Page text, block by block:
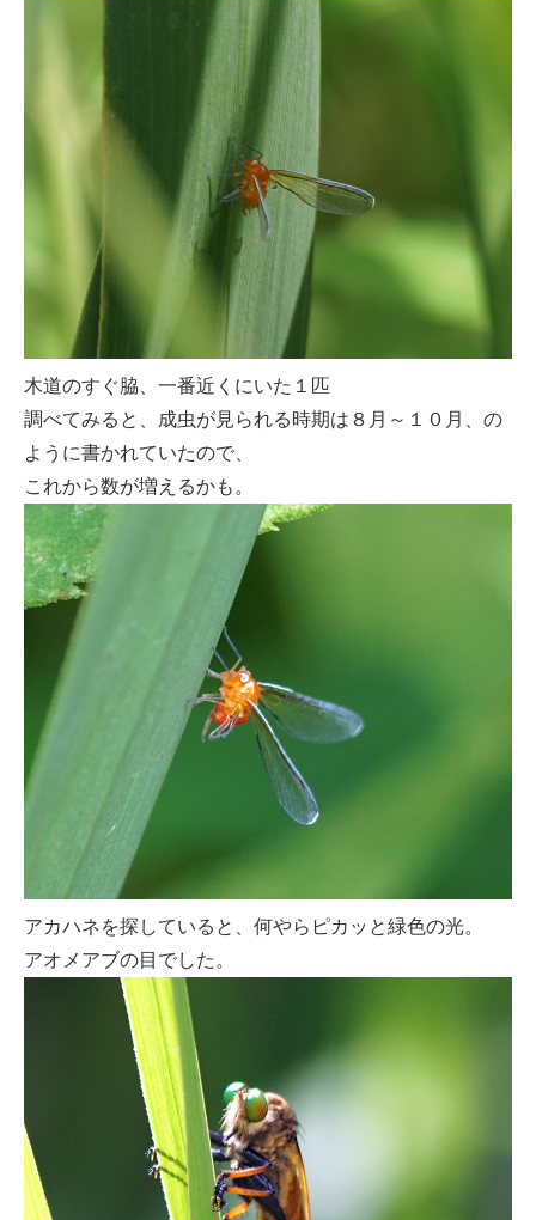
木道のすぐ脇、一番近くにいた１匹
調べてみると、成虫が見られる時期は８月～１０月、の
ように書かれていたので、
これから数が増えるかも。
アカハネを探していると、何やらピカッと緑色の光。
アオメアブの目でした。